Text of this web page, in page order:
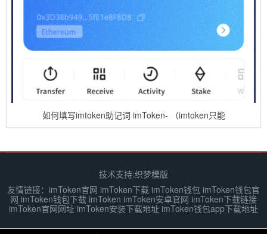
如何填写imtoken助记词 imToken- （imtoken只能
技术支持:织梦模版
友情链接： imToken官网 imToken下载 imToken钱包 imToken钱包官
网 imToken钱包下载 imToken imToken安卓官网 imToken下载链接
imToken官网网址 imToken安装下载地址 imToken钱包app下载地址